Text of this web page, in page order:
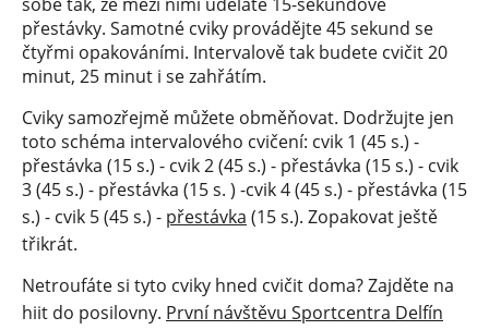
přestávky. Samotné cviky provádějte 45 sekund se
čtyřmi opakováními. Intervalově tak budete cvičit 20
minut, 25 minut i se zahřátím.
Cviky samozřejmě můžete obměňovat. Dodržujte jen
toto schéma intervalového cvičení: cvik 1 (45 s.) -
přestávka (15 s.) - cvik 2 (45 s.) - přestávka (15 s.) - cvik
3 (45 s.) - přestávka (15 s. ) -cvik 4 (45 s.) - přestávka (15
s.) - cvik 5 (45 s.) - přestávka (15 s.). Zopakovat ještě
třikrát.
Netroufáte si tyto cviky hned cvičit doma? Zajděte na
hiit do posilovny. První návštěvu Sportcentra Delfín